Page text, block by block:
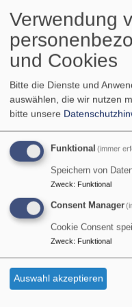
Herzlichen Dank und
Weiterlesenüber
Ehrung
Jahre
Dienst
Die
Rödelsee
allen ein
Die Jahreslosung
Gott spricht:
Durstigen
Verwendung
und Cookies
Bitte die Dienste und
auswählen, die wir nutzen
bitte unsere
Funktional (immer
Speichern von
Zweck: Funktional
Consent Manager
Cookie Consent
Zweck: Funktional
Auswahl akzeptieren